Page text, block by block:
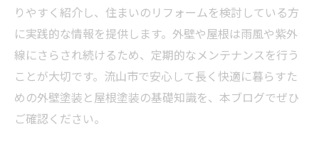
りやすく紹介し、住まいのリフォームを検討している方
に実践的な情報を提供します。外壁や屋根は雨風や紫外
線にさらされ続けるため、定期的なメンテナンスを行う
ことが大切です。流山市で安心して長く快適に暮らすた
めの外壁塗装と屋根塗装の基礎知識を、本ブログでぜひ
ご確認ください。